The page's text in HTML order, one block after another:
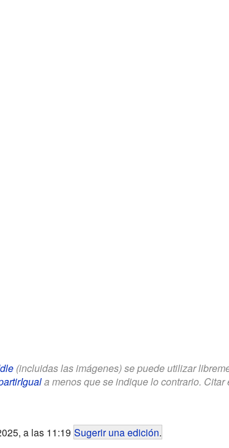
(incluidas las imágenes) se puede utilizar
a menos que se indique lo contrario. Citar
a las 11:19 Sugerir una edición.